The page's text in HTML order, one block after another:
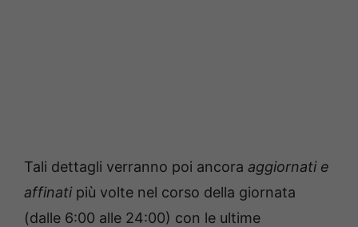
Tali dettagli verranno poi ancora aggiornati e
affinatipiù volte nel corso della giornata
(dalle 6:00 alle 24:00) con le ultime